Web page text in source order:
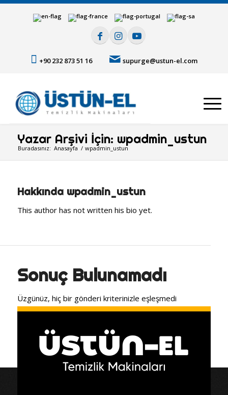
+90 232 873 51 16 supurge@ustun-el.com
Yazar Arşivi İçin: wpadmin_ustun
Buradasınız: Anasayfa / wpadmin_ustun
Hakkında wpadmin_ustun
This author has not written his bio yet.
Sonuç Bulunamadı
Üzgünüz, hiç bir gönderi kriterinizle eşleşmedi